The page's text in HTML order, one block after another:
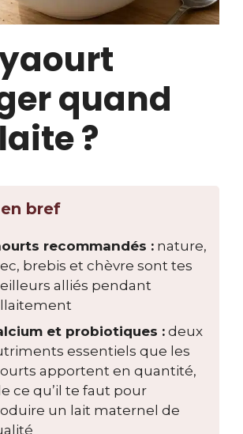
quand
?
bref
recommandés : nature,
brebis et chèvre sont tes
alliés pendant
et probiotiques :deux
essentiels que les
apportent en quantité,
ce qu’il te faut pour
un lait maternel de